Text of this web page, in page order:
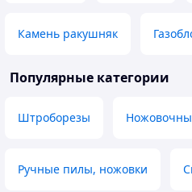
Камень ракушняк
Популярные категории
Штроборезы
Ручные пилы, ножовки